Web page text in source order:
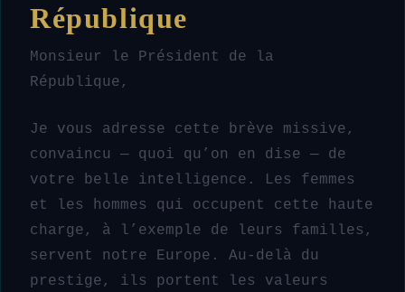
République
Monsieur le Président de la
République,
Je vous adresse cette brève missive,
convaincu — quoi qu’on en dise — de
votre belle intelligence. Les femmes
et les hommes qui occupent cette haute
charge, à l’exemple de leurs familles,
servent notre Europe. Au-delà du
prestige, ils portent les valeurs